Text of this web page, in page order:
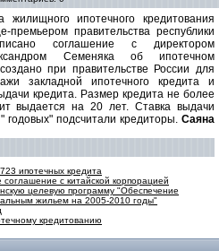
жилищного ипотечного кредитования
правительства республики
соглашение с директором
Семеняка об ипотечном
при правительстве России для
закладной ипотечного кредита и
кредита. Размер кредита не более
выдается на 20 лет. Ставка выдачи
годовых" подсчитали кредиторы. Саяна
ипотечных кредита
с китайской корпорацией
целевую программу "Обеспечение
жильем на 2005-2010 годы"
кредитованию